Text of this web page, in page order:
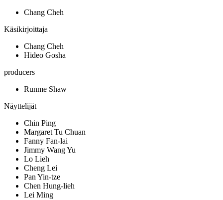
Chang Cheh
Käsikirjoittaja
Chang Cheh
Hideo Gosha
producers
Runme Shaw
Näyttelijät
Chin Ping
Margaret Tu Chuan
Fanny Fan-lai
Jimmy Wang Yu
Lo Lieh
Cheng Lei
Pan Yin-tze
Chen Hung-lieh
Lei Ming